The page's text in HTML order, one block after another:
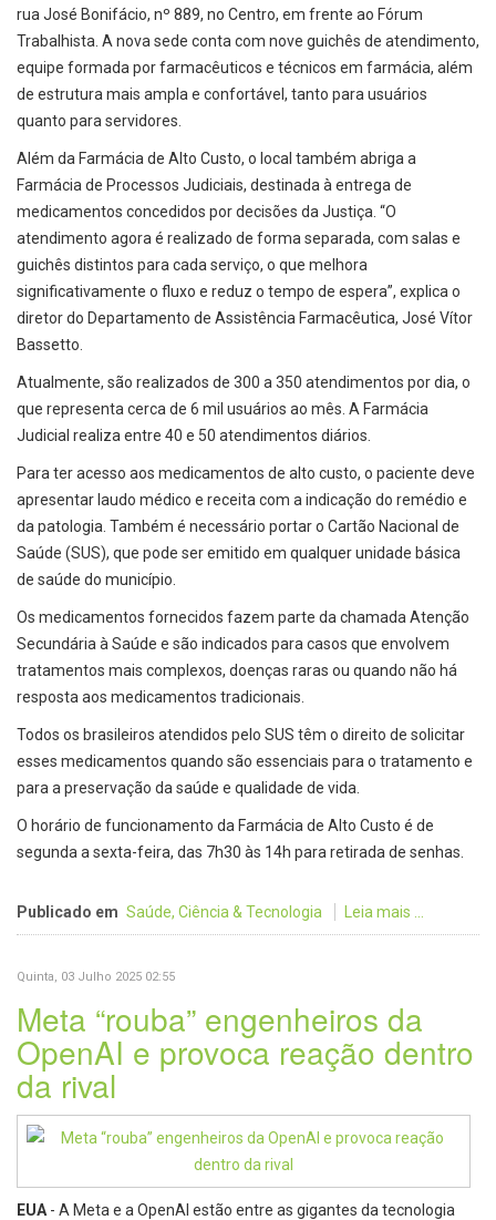
rua José Bonifácio, nº 889, no Centro, em frente ao Fórum
Trabalhista. A nova sede conta com nove guichês de atendimento,
equipe formada por farmacêuticos e técnicos em farmácia, além
de estrutura mais ampla e confortável, tanto para usuários
quanto para servidores.
Além da Farmácia de Alto Custo, o local também abriga a
Farmácia de Processos Judiciais, destinada à entrega de
medicamentos concedidos por decisões da Justiça. “O
atendimento agora é realizado de forma separada, com salas e
guichês distintos para cada serviço, o que melhora
significativamente o fluxo e reduz o tempo de espera”, explica o
diretor do Departamento de Assistência Farmacêutica, José Vítor
Bassetto.
Atualmente, são realizados de 300 a 350 atendimentos por dia, o
que representa cerca de 6 mil usuários ao mês. A Farmácia
Judicial realiza entre 40 e 50 atendimentos diários.
Para ter acesso aos medicamentos de alto custo, o paciente deve
apresentar laudo médico e receita com a indicação do remédio e
da patologia. Também é necessário portar o Cartão Nacional de
Saúde (SUS), que pode ser emitido em qualquer unidade básica
de saúde do município.
Os medicamentos fornecidos fazem parte da chamada Atenção
Secundária à Saúde e são indicados para casos que envolvem
tratamentos mais complexos, doenças raras ou quando não há
resposta aos medicamentos tradicionais.
Todos os brasileiros atendidos pelo SUS têm o direito de solicitar
esses medicamentos quando são essenciais para o tratamento e
para a preservação da saúde e qualidade de vida.
O horário de funcionamento da Farmácia de Alto Custo é de
segunda a sexta-feira, das 7h30 às 14h para retirada de senhas.
Publicado em Saúde, Ciência & Tecnologia Leia mais ...
Quinta, 03 Julho 2025 02:55
Meta “rouba” engenheiros da
OpenAI e provoca reação dentro
da rival
EUA - A Meta e a OpenAI estão entre as gigantes da tecnologia